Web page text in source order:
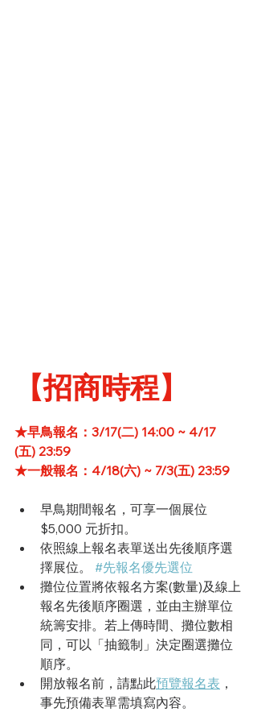
【招商時程】
★早鳥報名：3/17(二) 14:00 ~ 4/17
(五) 23:59
★一般報名：4/18(六) ~ 7/3(五) 23:59
早鳥期間報名，可享一個展位
$5,000 元折扣。
依照線上報名表單送出先後順序選
擇展位。 #先報名優先選位
攤位位置將依報名方案(數量)及線上
報名先後順序圈選，並由主辦單位
統籌安排。若上傳時間、攤位數相
同，可以「抽籤制」決定圈選攤位
順序。
開放報名前，請點此預覽報名表 ，
事先預備表單需填寫內容。